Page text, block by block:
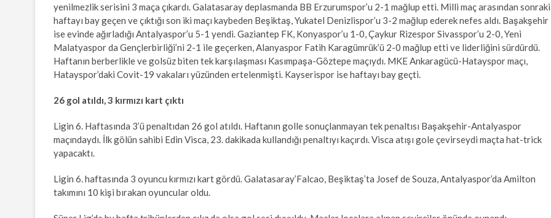
yenilmezlik serisini 3 maça çıkardı. Galatasaray deplasmanda BB Erzurumspor’u 2-1 mağlup etti. Milli maç arasından sonraki
haftayı bay geçen ve çıktığı son iki maçı kaybeden Beşiktaş, Yukatel Denizlispor’u 3-2 mağlup ederek nefes aldı. Başakşehir
ise evinde ağırladığı Antalyaspor’u 5-1 yendi. Gaziantep FK, Konyaspor’u 1-0, Çaykur Rizespor Sivasspor’u 2-0, Yeni
Malatyaspor da Gençlerbirliği’ni 2-1 ile geçerken, Alanyaspor Fatih Karagümrük’ü 2-0 mağlup etti ve liderliğini sürdürdü.
Haftanın berberlikle ve golsüz biten tek karşılaşması Kasımpaşa-Göztepe maçıydı. MKE Ankaragücü-Hatayspor maçı,
Hatayspor’daki Covit-19 vakaları yüzünden ertelenmişti. Kayserispor ise haftayı bay geçti.
26 gol atıldı, 3 kırmızı kart çıktı
Ligin 6. Haftasında 3’ü penaltıdan 26 gol atıldı. Haftanın golle sonuçlanmayan tek penaltısı Başakşehir-Antalyaspor
maçındaydı. İlk gölün sahibi Edin Visca, 23. dakikada kullandığı penaltıyı kaçırdı. Visca atışı gole çevirseydi maçta hat-trick
yapacaktı.
Ligin 6. haftasında 3 oyuncu kırmızı kart gördü. Galatasaray’Falcao, Beşiktaş’ta Josef de Souza, Antalyaspor’da Amilton
takımını 10 kişi bırakan oyuncular oldu.